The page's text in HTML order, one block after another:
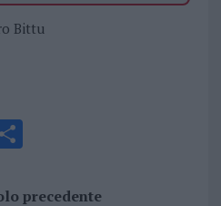
Bittu
S
a
precedente